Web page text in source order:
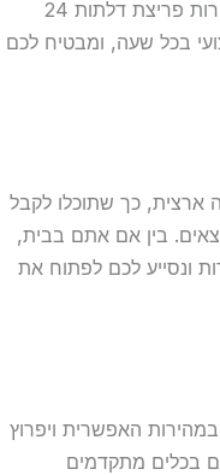
אנשים מבוגרים, דורשים מענה מיידי. שירות פריצת דלתות 24
בכל שעה, ומבטיח לכם
ארצית, כך שתוכלו לקבל
בין אם אתם בבית,
ונסייע לכם לפתוח את
האפשרית ויפרוץ
בכלים מתקדמים